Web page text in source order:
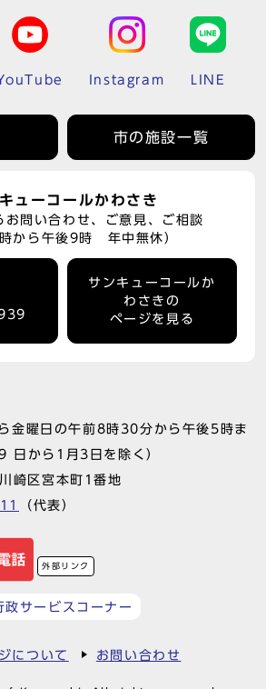
Instagram LINE
市の施設一覧
ューコールかわさき
お問い合わせ、ご意見、ご相談
時から午後9時 年中無休）
サンキューコールか
わさきの
ページを見る
金曜日の午前8時30分から午後5時ま
日から1月3日を除く）
崎区宮本町1番地
（代表）
外部リンク
政サービスコーナー
について お問い合わせ